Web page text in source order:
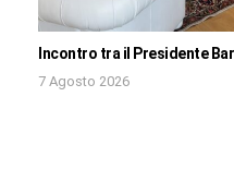
Incontro tra il Presidente
7 Agosto 2026